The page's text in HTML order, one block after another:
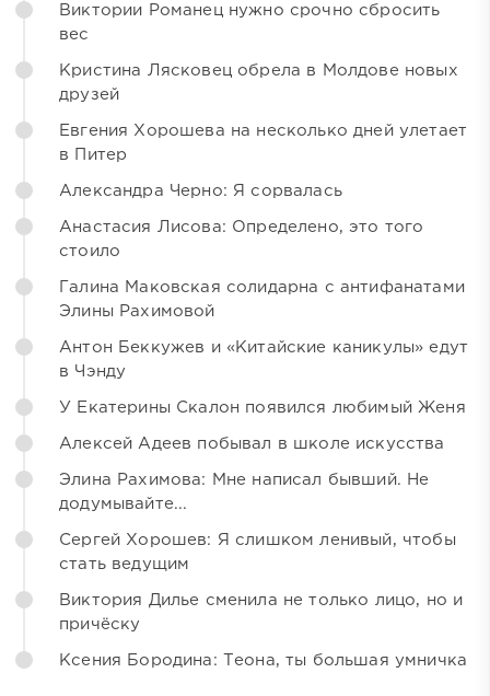
Виктории Романец нужно срочно сбросить
вес
Кристина Лясковец обрела в Молдове новых
друзей
Евгения Хорошева на несколько дней улетает
в Питер
Александра Черно: Я сорвалась
Анастасия Лисова: Определено, это того
стоило
Галина Маковская солидарна с антифанатами
Элины Рахимовой
Антон Беккужев и «Китайские каникулы» едут
в Чэнду
У Екатерины Скалон появился любимый Женя
Алексей Адеев побывал в школе искусства
Элина Рахимова: Мне написал бывший. Не
додумывайте...
Сергей Хорошев: Я слишком ленивый, чтобы
стать ведущим
Виктория Дилье сменила не только лицо, но и
причёску
Ксения Бородина: Теона, ты большая умничка